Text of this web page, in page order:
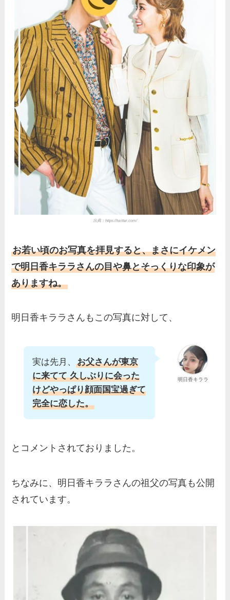
出典： https://twitter.com/
お若い頃のお写真を拝見すると、まさにイケメン
で明日香キララさんの目や鼻とそっくりな印象が
ありますね。
明日香キララさんもこの写真に対して、
明日香キララ
実は先月、お父さんが東京
に来てて 久しぶりに会った
けどやっぱり顔面国宝過ぎて
完全に恋した。
とコメントされておりました。
ちなみに、明日香キララさんの祖父の写真も公開
されています。